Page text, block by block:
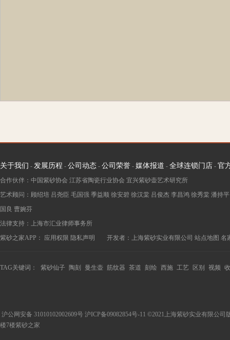
关于我们 - 发展历程 - 公司动态 - 公司荣誉 - 媒体报道 - 全球连锁门店 - 官
合作伙伴：中国紫砂协会 江苏省陶瓷行业协会 宜兴紫砂壶艺术研究所
艺术顾问： 顾绍培 吕尧臣 毛国强 季益顺 徐安碧 徐汉棠 吕俊杰 李昌鸿 徐秀棠 潘持平
国良 曹婉芬
法律支持：上海市汇业律师事务所
紫砂之家APP： 应用权限 隐私声明 开发者：上海紫砂实业有限公司 站点地图 名
TAG关键词： 紫砂仙子 陶刻 曼生壶 筋纹器 茶道 刻绘 西施 工艺 区别 视频
沪公网安备 31010102002609号 沪ICP备09082854号-11 ©2021上海紫砂实业有限公司
楼7楼紫砂之家